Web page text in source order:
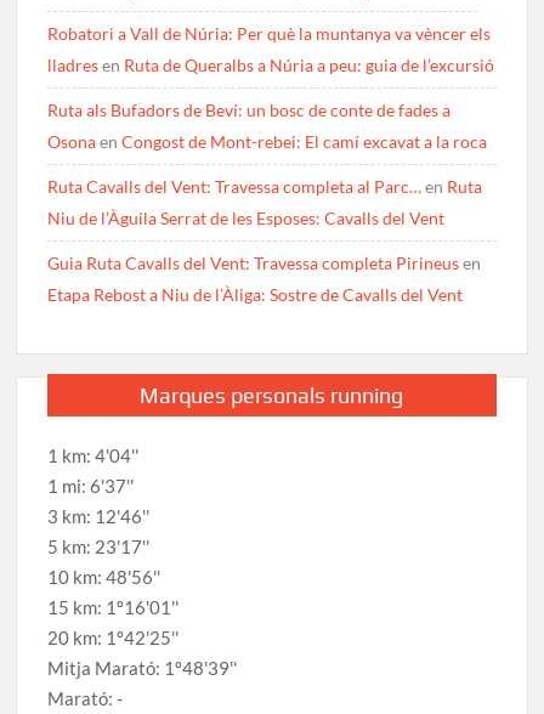
Robatori a Vall de Núria: Per què la muntanya va vèncer els
lladresen Ruta de Queralbs a Núria a peu: guia de l’excursió
Ruta als Bufadors de Beví: un bosc de conte de fades a
OsonaenCongost de Mont-rebei: El camí excavat a la roca
Ruta Cavalls del Vent: Travessa completa al Parc…en Ruta
Niu de l’Àguila Serrat de les Esposes: Cavalls del Vent
Guia Ruta Cavalls del Vent: Travessa completa Pirineusen
Etapa Rebost a Niu de l’Àliga: Sostre de Cavalls del Vent
Marques personals running
1 km: 4'04''
1 mi: 6'37''
3 km: 12'46''
5 km: 23'17''
10 km: 48'56''
15 km: 1º16'01''
20 km: 1º42'25''
Mitja Marató: 1º48'39''
Marató: -